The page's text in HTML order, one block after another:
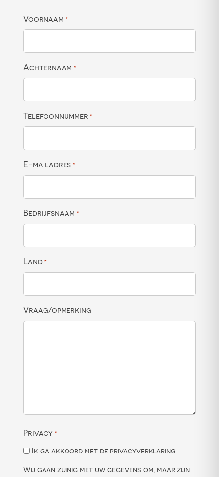
Voornaam *
Achternaam *
Telefoonnummer *
E-mailadres *
Bedrijfsnaam *
Land *
Vraag/opmerking
Privacy *
Ik ga akkoord met de privacyverklaring
Wij gaan zuinig met uw gegevens om, maar zijn